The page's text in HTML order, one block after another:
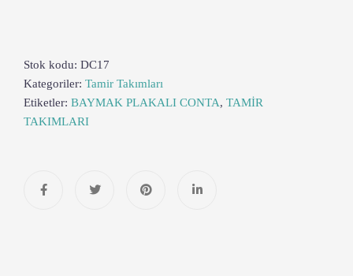
Stok kodu: DC17
Kategoriler: Tamir Takımları
Etiketler: BAYMAK PLAKALI CONTA, TAMİR
TAKIMLARI